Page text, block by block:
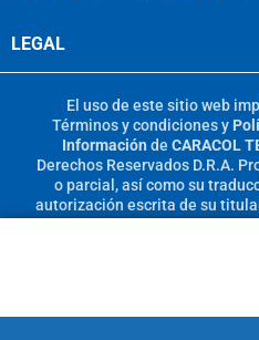
LEGAL
El uso de este sitio web
Términos y condicionesy
Información de CARACOL
Derechos Reservados D.R.A.
o parcial, así como su
autorización escrita de su